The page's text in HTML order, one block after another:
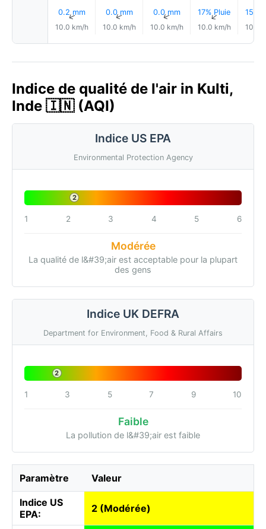
0.2 mm
↑
10.0 km/h
0.0 mm
↑
10.0 km/h
0.0 mm
↑
10.0 km/h
17% Pluie
↑
10.0 km/h
15%
10.0
Indice de qualité de l'air in Kulti,
Inde 🇮🇳 (AQI)
Indice US EPA
Environmental Protection Agency
2
1 2 3 4 5 6
Modérée
La qualité de l&#39;air est acceptable pour la plupart
des gens
Indice UK DEFRA
Department for Environment, Food & Rural Affairs
2
1 3 5 7 9 10
Faible
La pollution de l&#39;air est faible
Paramètre Valeur
Indice US
EPA:
2 (Modérée)